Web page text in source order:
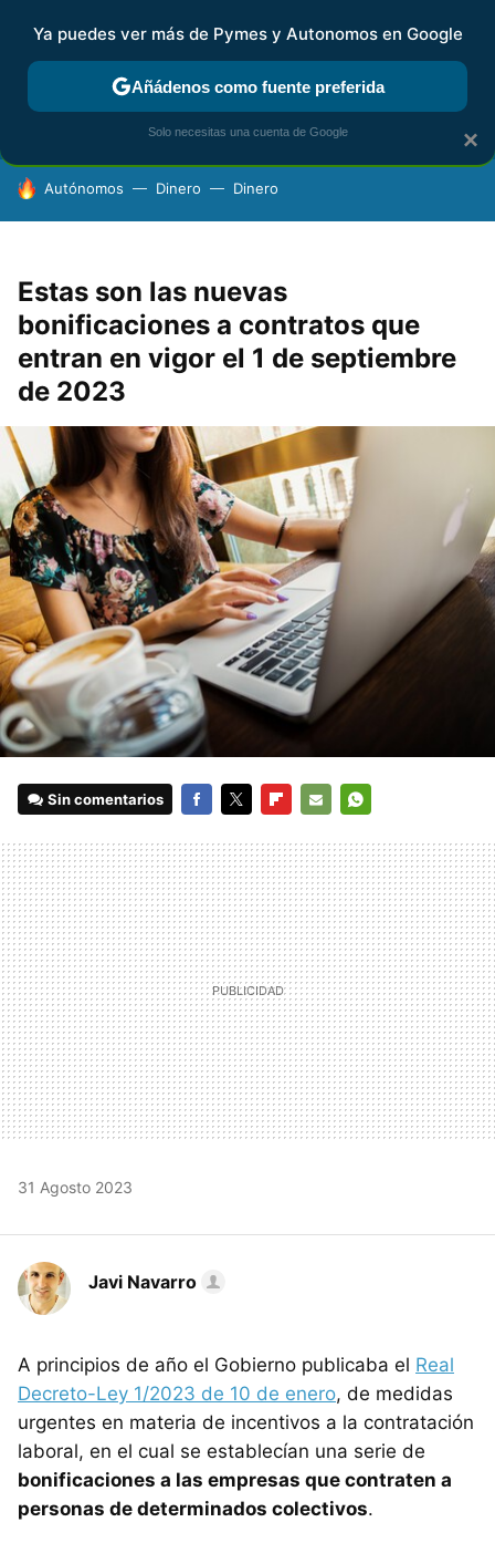
FISCALIDAD Y CONTABILIDAD KIT DIGITAL RENTA
HOY SE HABLA DE
Autónomos Dinero Dinero
Estas son las nuevas
bonificaciones a contratos que
entran en vigor el 1 de septiembre
de 2023
Sin comentarios
MAIL
31 Agosto 2023
Javi Navarro
A principios de año el Gobierno publicaba el Real
Decreto-Ley 1/2023 de 10 de enero, de medidas
urgentes en materia de incentivos a la contratación
laboral, en el cual se establecían una serie de
bonificaciones a las empresas que contraten a
personas de determinados colectivos.
×
Ya puedes ver más de Pymes y Autonomos en Google
Añádenos como fuente preferida
Solo necesitas una cuenta de Google